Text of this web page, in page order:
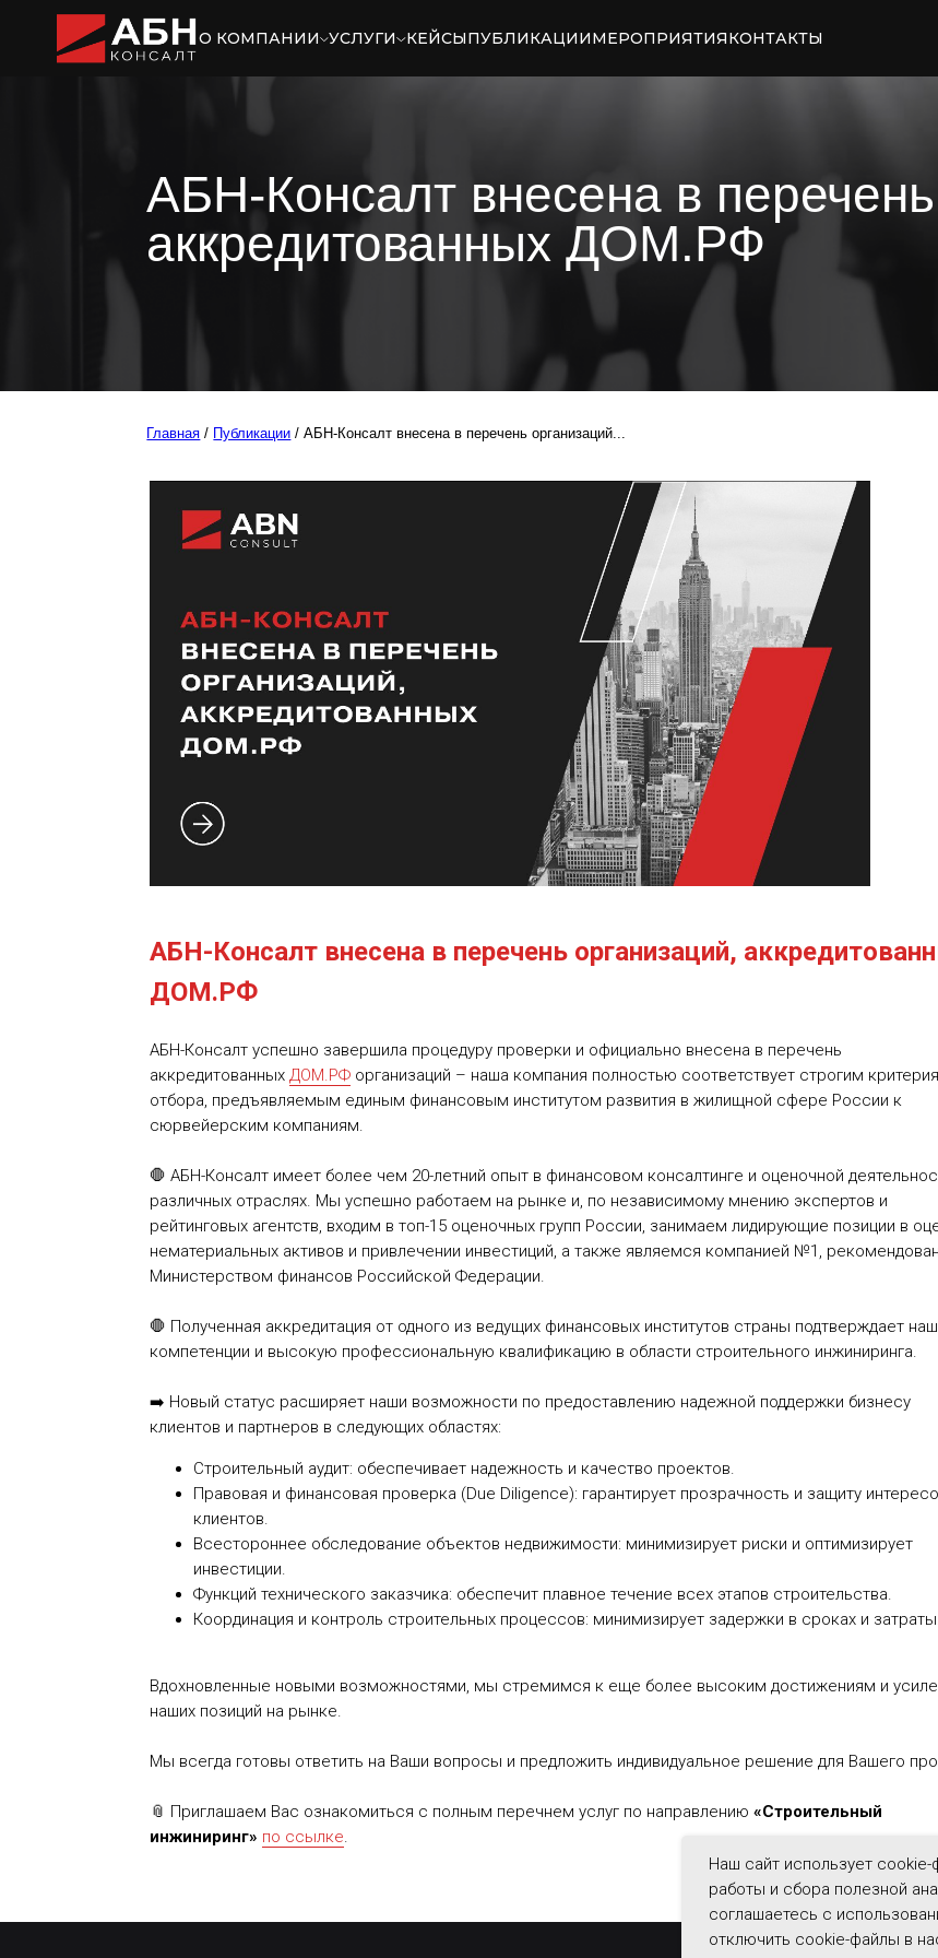
О КОМПАНИИ УСЛУГИ КЕЙСЫПУБЛИКАЦИИМЕРОПРИЯТИЯКОНТАКТЫ
АБН-Консалт внесена в перечень
аккредитованных ДОМ.РФ
АБН-Консалт внесена в перечень организаций,
ДОМ.РФ
АБН-Консалт успешно завершила процедуру проверки и официально внесена в перечень
аккредитованных ДОМ.РФ организаций – наша компания полностью соответствует строгим
отбора, предъявляемым единым финансовым институтом развития в жилищной сфере России к
сюрвейерским компаниям.
🛑 АБН-Консалт имеет более чем 20-летний опыт в финансовом консалтинге и оценочной
различных отраслях. Мы успешно работаем на рынке и, по независимому мнению экспертов и
рейтинговых агентств, входим в топ-15 оценочных групп России, занимаем лидирующие позиции в
нематериальных активов и привлечении инвестиций, а также являемся компанией №1,
Министерством финансов Российской Федерации.
🛑 Полученная аккредитация от одного из ведущих финансовых институтов страны подтверждает
компетенции и высокую профессиональную квалификацию в области строительного инжиниринга.
➡️ Новый статус расширяет наши возможности по предоставлению надежной поддержки бизнесу
клиентов и партнеров в следующих областях:
⁠Строительный аудит: обеспечивает надежность и качество проектов.
⁠Правовая и финансовая проверка (Due Diligence): гарантирует прозрачность и защиту
клиентов.
⁠Всестороннее обследование объектов недвижимости: минимизирует риски и оптимизирует
инвестиции.
⁠Функций технического заказчика: обеспечит плавное течение всех этапов строительства.
⁠Координация и контроль строительных процессов: минимизирует задержки в сроках и
Вдохновленные новыми возможностями, мы стремимся к еще более высоким достижениям и
наших позиций на рынке.
Мы всегда готовы ответить на Ваши вопросы и предложить индивидуальное решение для Вашего
📎 Приглашаем Вас ознакомиться с полным перечнем услуг по направлению «Строительный
инжиниринг» по ссылке.
Наш сайт использует
работы и сбора полезной
соглашаетесь с
отключить cookie-файлы в